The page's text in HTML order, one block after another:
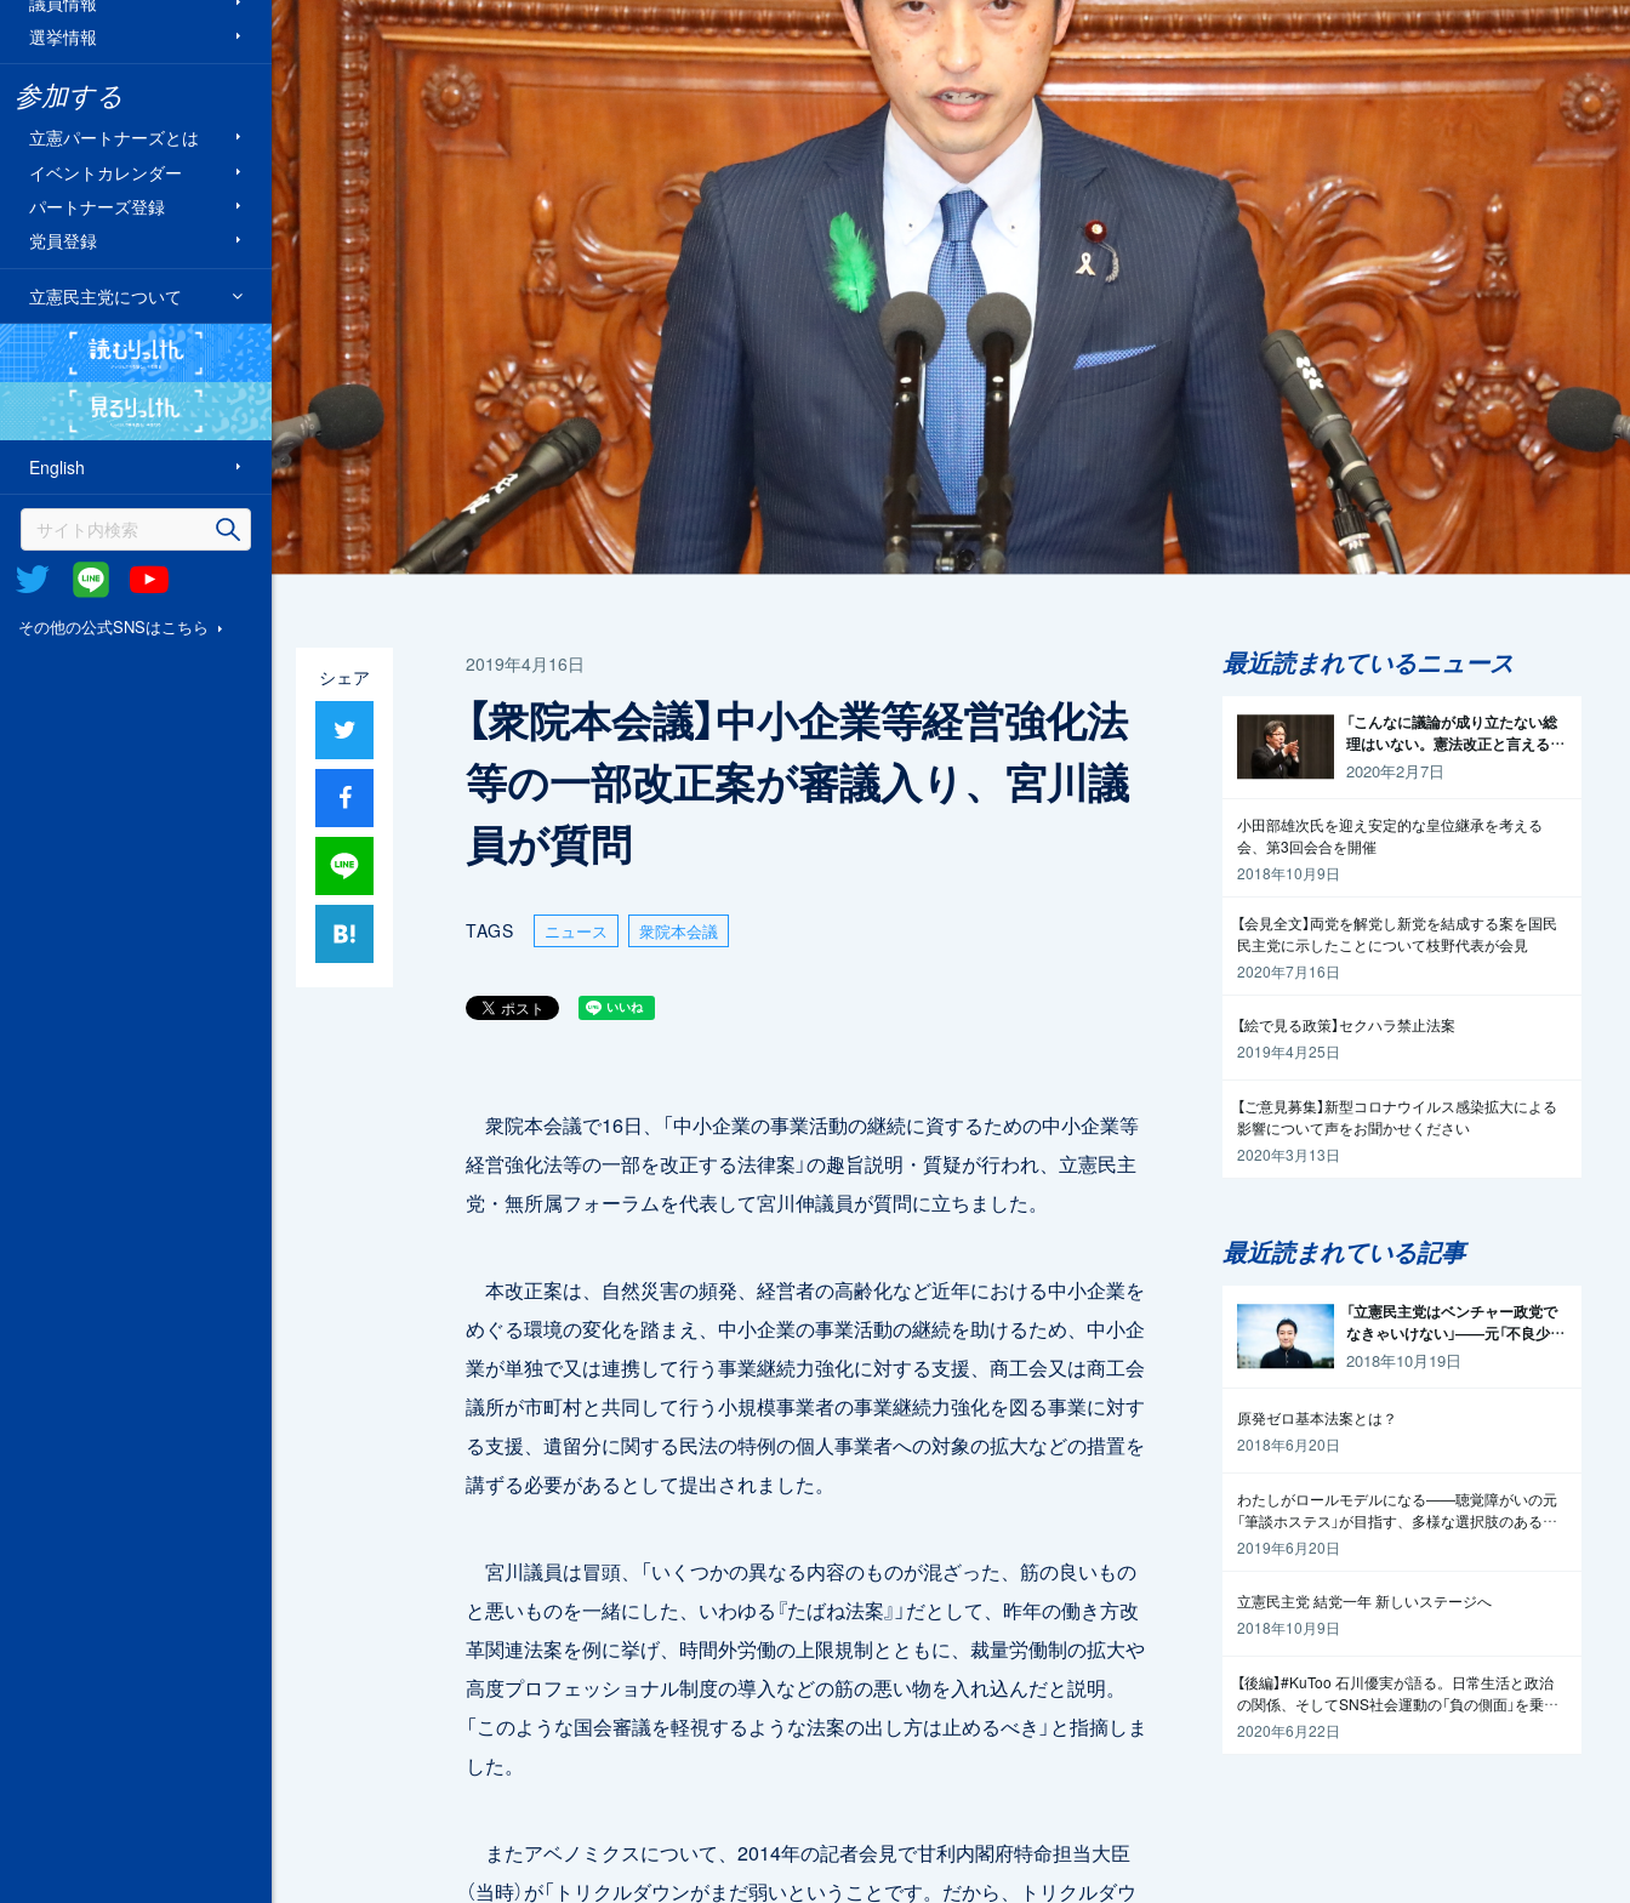
選挙情報
参加する
立憲パートナーズとは
イベントカレンダー
パートナーズ登録
党員登録
立憲民主党について
読むりっけん
見るりっけん
English
Twitter @Line
その他の公式SNSはこちら
シェア
Lineで送る
2019年4月16日
【衆院本会議】中小企業等経営強化法
等の一部改正案が審議入り、宮川議
員が質問
TAGS ニュース 衆院本会議
衆院本会議で16日、「中小企業の事業活動の継続に資するための中小企業等
経営強化法等の一部を改正する法律案」の趣旨説明・質疑が行われ、立憲民主
党・無所属フォーラムを代表して宮川伸議員が質問に立ちました。
本改正案は、自然災害の頻発、経営者の高齢化など近年における中小企業を
めぐる環境の変化を踏まえ、中小企業の事業活動の継続を助けるため、中小企
業が単独で又は連携して行う事業継続力強化に対する支援、商工会又は商工会
議所が市町村と共同して行う小規模事業者の事業継続力強化を図る事業に対す
る支援、遺留分に関する民法の特例の個人事業者への対象の拡大などの措置を
講ずる必要があるとして提出されました。
宮川議員は冒頭、「いくつかの異なる内容のものが混ざった、筋の良いもの
と悪いものを一緒にした、いわゆる『たばね法案』」だとして、昨年の働き方改
革関連法案を例に挙げ、時間外労働の上限規制とともに、裁量労働制の拡大や
高度プロフェッショナル制度の導入などの筋の悪い物を入れ込んだと説明。
「このような国会審議を軽視するような法案の出し方は止めるべき」と指摘しま
した。
またアベノミクスについて、2014年の記者会見で甘利内閣府特命担当大臣
（当時）が「トリクルダウンがまだ弱いということです。だから、トリクルダウ
最近読まれているニュース
「こんなに議論が成り立たない総
理はいない。憲法改正と言える資
格がどこにある。市民と野党の力
で引きずり下ろそう」杉尾議員
2020年2月7日
小田部雄次氏を迎え安定的な皇位継承を考える
会、第3回会合を開催
2018年10月9日
【会見全文】両党を解党し新党を結成する案を国民
民主党に示したことについて枝野代表が会見
2020年7月16日
【絵で見る政策】セクハラ禁止法案
2019年4月25日
【ご意見募集】新型コロナウイルス感染拡大による
影響について声をお聞かせください
2020年3月13日
最近読まれている記事
「立憲民主党はベンチャー政党で
なきゃいけない」——元「不良少
年」の起業家が政治家になった理
2018年10月19日
原発ゼロ基本法案とは？
2018年6月20日
わたしがロールモデルになる——聴覚障がいの元
「筆談ホステス」が目指す、多様な選択肢のある社
会
2019年6月20日
立憲民主党 結党一年 新しいステージへ
2018年10月9日
【後編】#KuToo 石川優実が語る。日常生活と政治
の関係、そしてSNS社会運動の「負の側面」を乗り
越えるには
2020年6月22日